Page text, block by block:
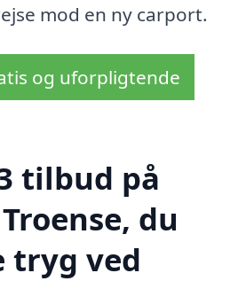
mod en ny carport.
og uforpligtende
tilbud på
du
tryg ved